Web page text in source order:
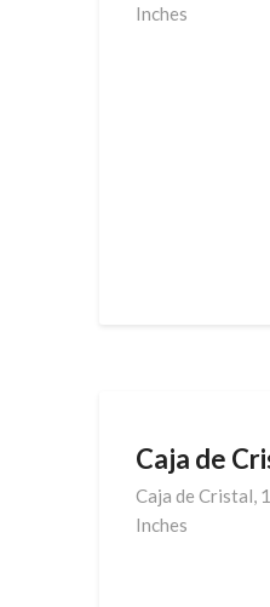
Inches
Caja de
Caja de Cristal,
Inches